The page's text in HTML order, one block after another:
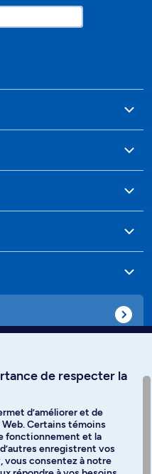
de respecter la
d’améliorer et de
Certains témoins
fonctionnement et la
enregistrent vos
vous consentez à notre